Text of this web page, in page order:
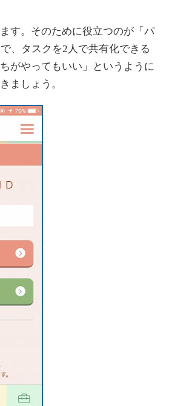
す。そのために役立つのが「パ
、タスクを2人で共有化できる
がやってもいい」というように
ましょう。